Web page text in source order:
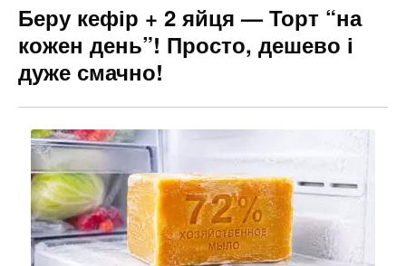
Беру кефір + 2 яйця — Торт “на
кожен день”! Просто, дешево і
дуже смачно!